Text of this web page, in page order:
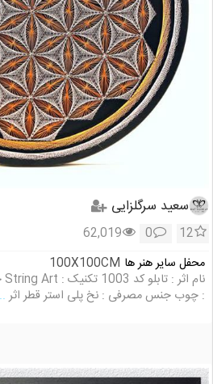
سعید سرگلزایی
12
0
62,019
محفل سایر هنر ها 100X100CM
: چوب جنس مصرفی : نخ پلی استر قطر اثر